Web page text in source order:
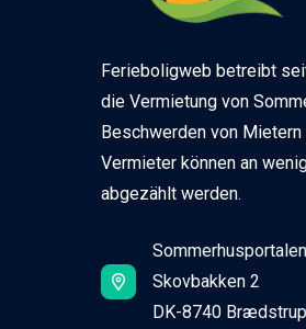
Ferieboligweb betreibt
die Vermietung von
Beschwerden von Mietern
Vermieter können an
abgezählt werden.
Skovbakken 2
DK-8740 Brædstrup